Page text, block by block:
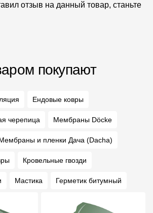
отзыв на данный товар, станьте
покупают
Ендовые ковры
черепица Мембраны Döcke
и пленки Дача (Dacha)
Кровельные гвозди
Мастика Герметик битумный